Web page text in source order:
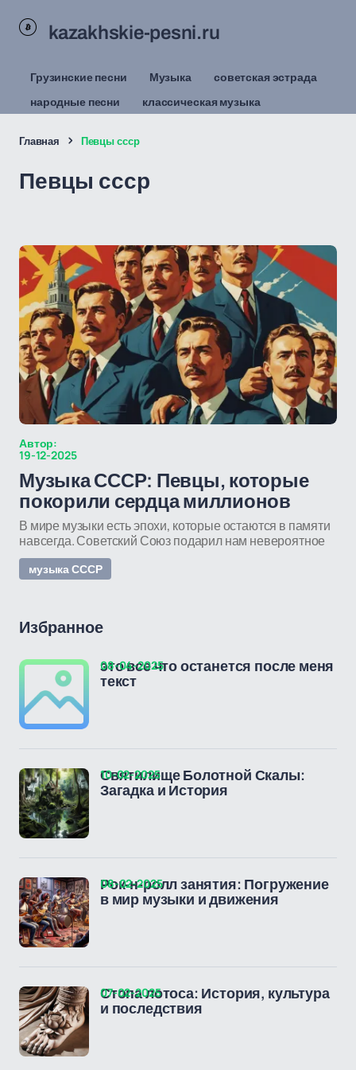
kazakhskie-pesni.ru
Грузинские песни Музыка
советская эстрада
народные песни
классическая музыка
Главная Певцы ссср
Певцы ссср
Автор:
19-12-2025
Музыка СССР: Певцы, которые
покорили сердца миллионов
В мире музыки есть эпохи, которые остаются в памяти
навсегда. Советский Союз подарил нам невероятное
музыка СССР
Избранное
это все что останется после меня
текст
08-04-2025
Святилище Болотной Скалы:
Загадка и История
10-02-2025
Рок-н-ролл занятия: Погружение
в мир музыки и движения
08-02-2025
Стопа лотоса: История, культура
и последствия
07-02-2025